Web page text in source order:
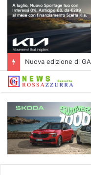
Nuova edizione di